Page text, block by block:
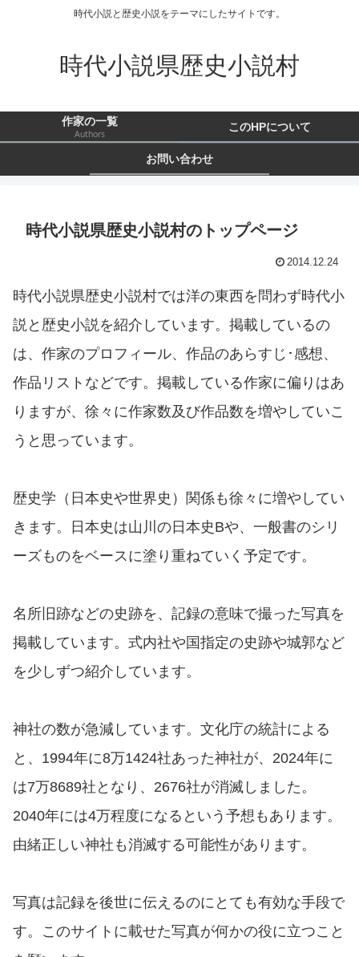
時代小説と歴史小説をテーマにしたサイトです。
時代小説県歴史小説村
作家の一覧
Authors
このHPについて
お問い合わせ
時代小説県歴史小説村のトップページ
2014.12.24
時代小説県歴史小説村では洋の東西を問わず時代小
説と歴史小説を紹介しています。掲載しているの
は、作家のプロフィール、作品のあらすじ･感想、
作品リストなどです。掲載している作家に偏りはあ
りますが、徐々に作家数及び作品数を増やしていこ
うと思っています。
歴史学（日本史や世界史）関係も徐々に増やしてい
きます。日本史は山川の日本史Bや、一般書のシリ
ーズものをベースに塗り重ねていく予定です。
名所旧跡などの史跡を、記録の意味で撮った写真を
掲載しています。式内社や国指定の史跡や城郭など
を少しずつ紹介しています。
神社の数が急減しています。文化庁の統計による
と、1994年に8万1424社あった神社が、2024年に
は7万8689社となり、2676社が消滅しました。
2040年には4万程度になるという予想もあります。
由緒正しい神社も消滅する可能性があります。
写真は記録を後世に伝えるのにとても有効な手段で
す。このサイトに載せた写真が何かの役に立つこと